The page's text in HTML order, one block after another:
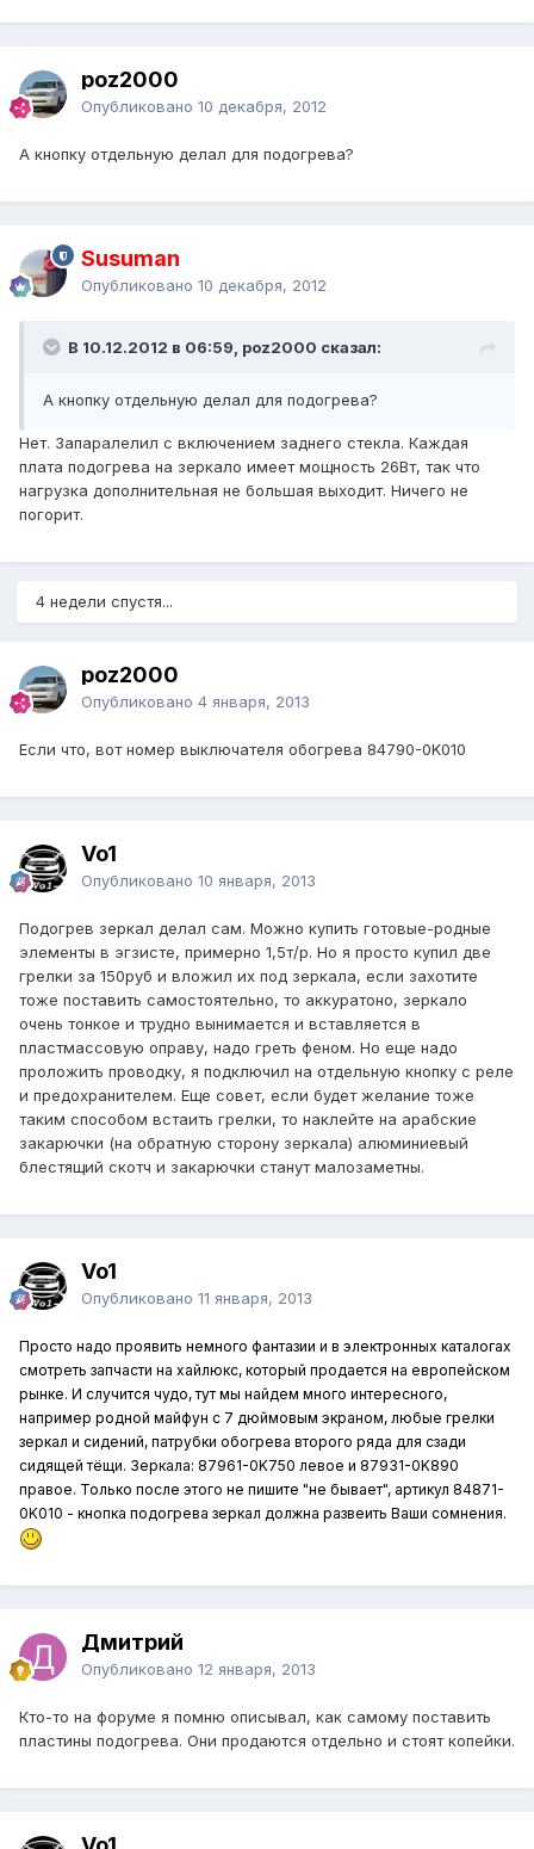
poz2000
Опубликовано 10 декабря, 2012
А кнопку отдельную делал для подогрева?
Susuman
Опубликовано 10 декабря, 2012
В 10.12.2012 в 06:59, poz2000 сказал:
А кнопку отдельную делал для подогрева?
Нет. Запаралелил с включением заднего стекла. Каждая
плата подогрева на зеркало имеет мощность 26Вт, так что
нагрузка дополнительная не большая выходит. Ничего не
погорит.
4 недели спустя...
poz2000
Опубликовано 4 января, 2013
Если что, вот номер выключателя обогрева 84790-0K010
Vo1
Опубликовано 10 января, 2013
Подогрев зеркал делал сам. Можно купить готовые-родные
элементы в эгзисте, примерно 1,5т/р. Но я просто купил две
грелки за 150руб и вложил их под зеркала, если захотите
тоже поставить самостоятельно, то аккуратоно, зеркало
очень тонкое и трудно вынимается и вставляется в
пластмассовую оправу, надо греть феном. Но еще надо
проложить проводку, я подключил на отдельную кнопку с реле
и предохранителем. Еще совет, если будет желание тоже
таким способом встаить грелки, то наклейте на арабские
закарючки (на обратную сторону зеркала) алюминиевый
блестящий скотч и закарючки станут малозаметны.
Vo1
Опубликовано 11 января, 2013
Просто надо проявить немного фантазии и в электронных каталогах
смотреть запчасти на хайлюкс, который продается на европейском
рынке. И случится чудо, тут мы найдем много интересного,
например родной майфун с 7 дюймовым экраном, любые грелки
зеркал и сидений, патрубки обогрева второго ряда для сзади
сидящей тёщи. Зеркала: 87961-0K750 левое и 87931-0K890
правое. Только после этого не пишите "не бывает", артикул 84871-
0K010 - кнопка подогрева зеркал должна развеить Ваши сомнения.
Дмитрий
Опубликовано 12 января, 2013
Кто-то на форуме я помню описывал, как самому поставить
пластины подогрева. Они продаются отдельно и стоят копейки.